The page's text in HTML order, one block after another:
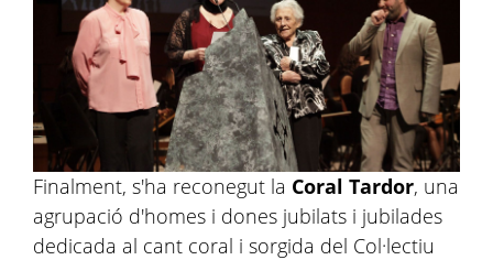
Finalment, s'ha reconegut la Coral Tardor, una
agrupació d'homes i dones jubilats i jubilades
dedicada al cant coral i sorgida del Col·lectiu